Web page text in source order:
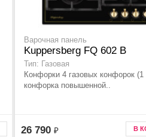
Варочная панель
Kuppersberg FQ 602 B
Тип: Газовая
Конфорки 4 газовых конфорок (1
конфорка повышенной..
26 790 ₽ В